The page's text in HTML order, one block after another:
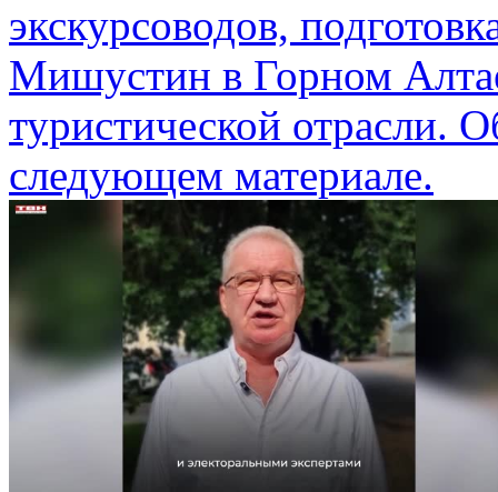
экскурсоводов,
Мишустин в Горном
туристической отрасли.
следующем материале.